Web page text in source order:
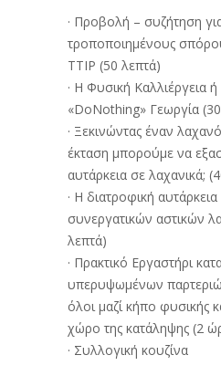
· Προβολή – συζήτηση
τροποποιημένους
ΤΤΙΡ (50 λεπτά)
· Η Φυσική Καλλιέργεια
«DoNothing» Γεωργία
· Ξεκινώντας έναν
έκταση μπορούμε να
αυτάρκεια σε λαχανικά;
· Η διατροφική
συνεργατικών αστικών
λεπτά)
· Πρακτικό Εργαστήρι
υπερυψωμένων
όλοι μαζί κήπο φυσικής
χώρο της κατάληψης (2
· Συλλογική κουζίνα